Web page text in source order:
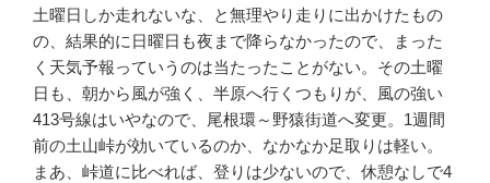
土曜日しか走れないな、と無理やり走りに出かけたもの
の、結果的に日曜日も夜まで降らなかったので、まった
く天気予報っていうのは当たったことがない。その土曜
日も、朝から風が強く、半原へ行くつもりが、風の強い
413号線はいやなので、尾根環～野猿街道へ変更。1週間
前の土山峠が効いているのか、なかなか足取りは軽い。
まあ、峠道に比べれば、登りは少ないので、休憩なしで4